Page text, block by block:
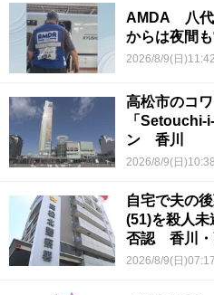
AMDA 八代
からは夜間
2026/8/9(日)11:42
高松市のコ
「Setouchi-
ン 香川
2026/8/9(日)10:38
自宅で夫の
(51)を殺人
否認 香川・
2026/8/9(日)07:17